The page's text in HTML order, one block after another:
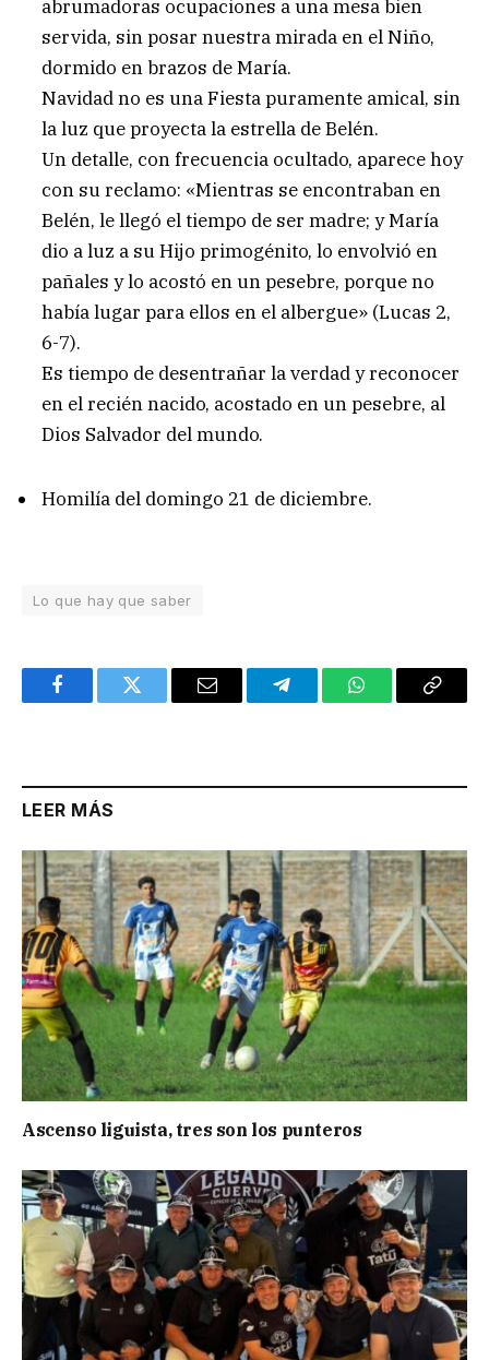
abrumadoras ocupaciones a una mesa bien
servida, sin posar nuestra mirada en el Niño,
dormido en brazos de María.
Navidad no es una Fiesta puramente amical, sin
la luz que proyecta la estrella de Belén.
Un detalle, con frecuencia ocultado, aparece hoy
con su reclamo: «Mientras se encontraban en
Belén, le llegó el tiempo de ser madre; y María
dio a luz a su Hijo primogénito, lo envolvió en
pañales y lo acostó en un pesebre, porque no
había lugar para ellos en el albergue» (Lucas 2,
6-7).
Es tiempo de desentrañar la verdad y reconocer
en el recién nacido, acostado en un pesebre, al
Dios Salvador del mundo.
Homilía del domingo 21 de diciembre.
Lo que hay que saber
FacebookTwitter Email TelegramWhatsAppCopy
LEER MÁS
Ascenso liguista, tres son los punteros